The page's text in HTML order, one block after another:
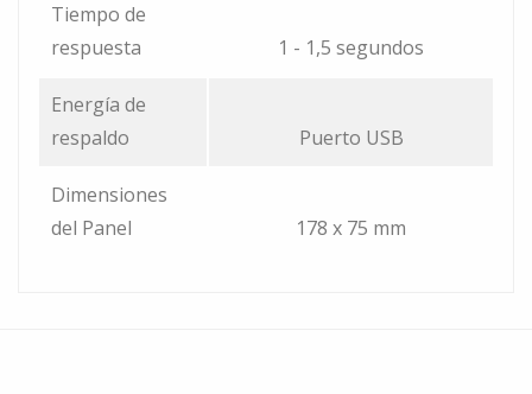
Tiempo de
respuesta
1 - 1,5 segundos
Energía de
respaldo
Puerto USB
Dimensiones
del Panel
178 x 75 mm